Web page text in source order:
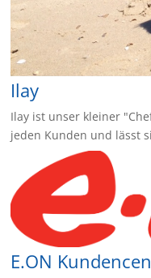
Ilay
Ilay ist unser kleiner
jeden Kunden und lässt
E.ON